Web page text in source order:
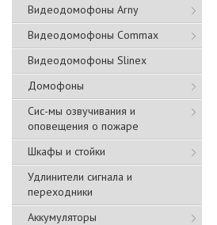
Видеодомофоны Arny
Видеодомофоны Commax
Видеодомофоны Slinex
Домофоны
Сис-мы озвучивания и
оповещения о пожаре
Шкафы и стойки
Удлинители сигнала и
переходники
Аккумуляторы